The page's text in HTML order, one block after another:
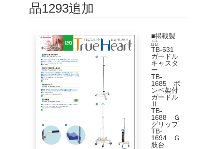
品1293追加
■掲載製
品
TB-531
ガードル
キャスタ
ー
TB-
1685 ボ
ンベ架付
ガードル
Ⅱ
TB-
1688 Ｇ
グリップ
TB-
1694 Ｇ
肢台